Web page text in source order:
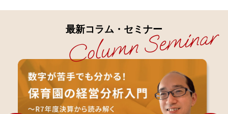
最新コラム・セミナー